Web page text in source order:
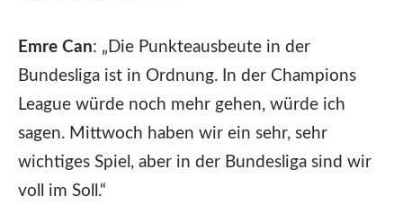
Emre Can: „Die Punkteausbeute in der
Bundesliga ist in Ordnung. In der Champions
League würde noch mehr gehen, würde ich
sagen. Mittwoch haben wir ein sehr, sehr
wichtiges Spiel, aber in der Bundesliga sind wir
voll im Soll.“